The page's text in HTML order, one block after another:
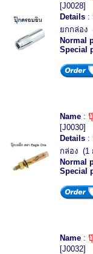
[J0028]
Details :
ยกกล่อง
Normal
Special
Name :
[J0030]
Details :
กล่อง (1
Normal
Special
Name :
[J0032]